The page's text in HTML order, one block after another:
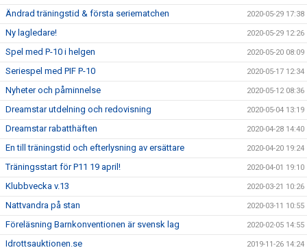
Ändrad träningstid & första seriematchen 2020-05-29 17:38
Ny lagledare! 2020-05-29 12:26
Spel med P-10 i helgen 2020-05-20 08:09
Seriespel med PIF P-10 2020-05-17 12:34
Nyheter och påminnelse 2020-05-12 08:36
Dreamstar utdelning och redovisning 2020-05-04 13:19
Dreamstar rabatthäften 2020-04-28 14:40
En till träningstid och efterlysning av ersättare 2020-04-20 19:24
Träningsstart för P11 19 april! 2020-04-01 19:10
Klubbvecka v.13 2020-03-21 10:26
Nattvandra på stan 2020-03-11 10:55
Föreläsning Barnkonventionen är svensk lag 2020-02-05 14:55
Idrottsauktionen.se 2019-11-26 14:24